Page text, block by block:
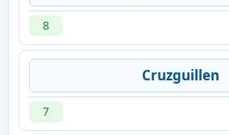
8
Cruzguillen
7